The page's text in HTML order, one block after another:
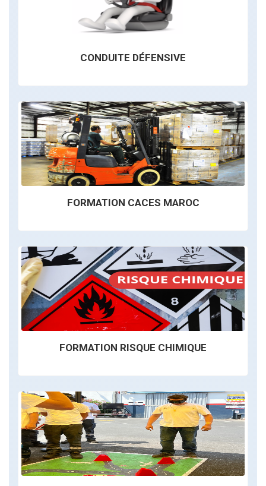
CONDUITE DÉFENSIVE
FORMATION CACES MAROC
FORMATION RISQUE CHIMIQUE